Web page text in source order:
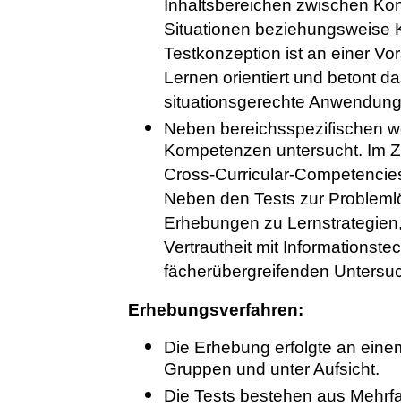
Inhaltsbereichen zwischen
Situationen beziehungsweise
Testkonzeption ist an einer
Lernen orientiert und betont
situationsgerechte
Neben bereichsspezifischen
Kompetenzen untersucht. Im
Cross-Curricular-
Neben den Tests zur
Erhebungen zu
Vertrautheit mit
fächerübergreifenden
Erhebungsverfahren:
Die Erhebung erfolgte an
Gruppen und unter Aufsicht.
Die Tests bestehen aus